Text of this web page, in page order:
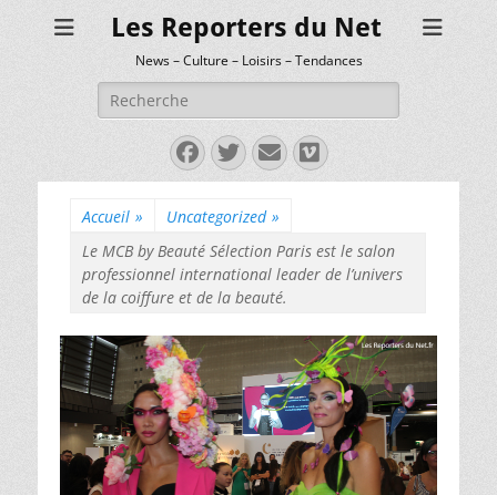
Les Reporters du Net
News – Culture – Loisirs – Tendances
Rechercher :
Facebook
Twitter
E-
mail
Vimeo
Accueil » Uncategorized »
Le MCB by Beauté Sélection Paris est le salon
professionnel international leader de l’univers
de la coiffure et de la beauté.